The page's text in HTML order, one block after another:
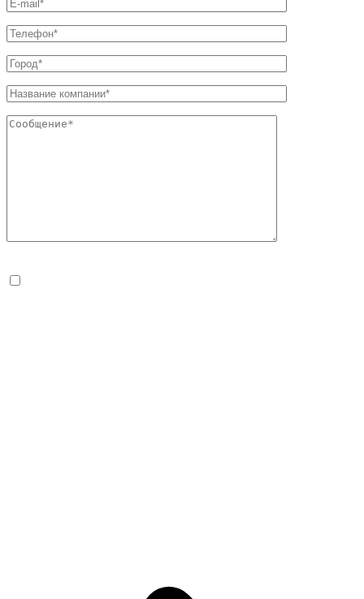
это